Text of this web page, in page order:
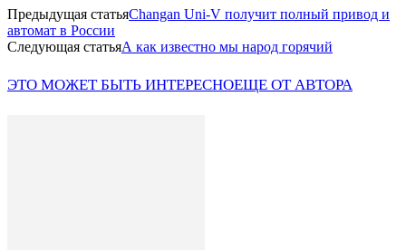
Предыдущая статьяChangan Uni-V получит полный привод и
автомат в России
Следующая статьяА как известно мы народ горячий
ЭТО МОЖЕТ БЫТЬ ИНТЕРЕСНОЕЩЕ ОТ АВТОРА